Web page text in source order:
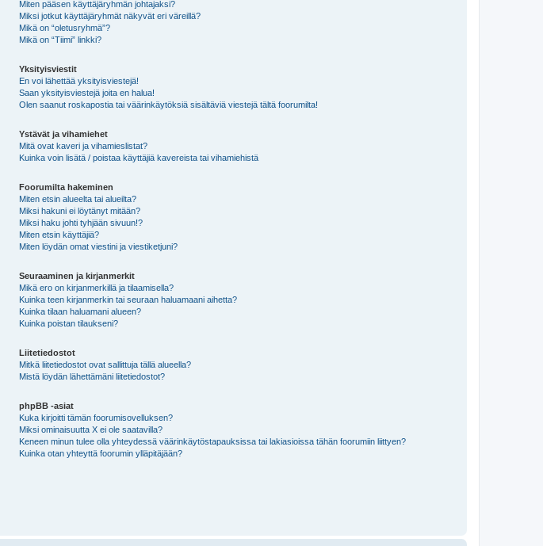
Miten pääsen käyttäjäryhmän johtajaksi?
Miksi jotkut käyttäjäryhmät näkyvät eri väreillä?
Mikä on “oletusryhmä”?
Mikä on “Tiimi” linkki?
Yksityisviestit
En voi lähettää yksityisviestejä!
Saan yksityisviestejä joita en halua!
Olen saanut roskapostia tai väärinkäytöksiä sisältäviä viestejä tältä foorumilta!
Ystävät ja vihamiehet
Mitä ovat kaveri ja vihamieslistat?
Kuinka voin lisätä / poistaa käyttäjiä kavereista tai vihamiehistä
Foorumilta hakeminen
Miten etsin alueelta tai alueilta?
Miksi hakuni ei löytänyt mitään?
Miksi haku johti tyhjään sivuun!?
Miten etsin käyttäjiä?
Miten löydän omat viestini ja viestiketjuni?
Seuraaminen ja kirjanmerkit
Mikä ero on kirjanmerkillä ja tilaamisella?
Kuinka teen kirjanmerkin tai seuraan haluamaani aihetta?
Kuinka tilaan haluamani alueen?
Kuinka poistan tilaukseni?
Liitetiedostot
Mitkä liitetiedostot ovat sallittuja tällä alueella?
Mistä löydän lähettämäni liitetiedostot?
phpBB -asiat
Kuka kirjoitti tämän foorumisovelluksen?
Miksi ominaisuutta X ei ole saatavilla?
Keneen minun tulee olla yhteydessä väärinkäytöstapauksissa tai lakiasioissa tähän foorumiin liittyen?
Kuinka otan yhteyttä foorumin ylläpitäjään?